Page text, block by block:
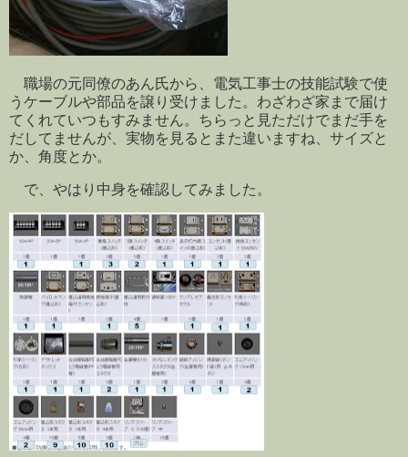
職場の元同僚のあん氏から、電気工事士の技能試験で使
うケーブルや部品を譲り受けました。わざわざ家まで届け
てくれていつもすみません。ちらっと見ただけでまだ手を
だしてませんが、実物を見るとまた違いますね、サイズと
か、角度とか。
で、やはり中身を確認してみました。